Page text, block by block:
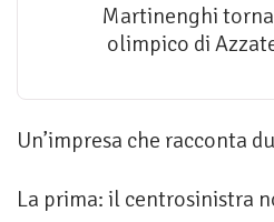
Martinenghi
olimpico di
Un’impresa che racconta
La prima: il centrosinistra